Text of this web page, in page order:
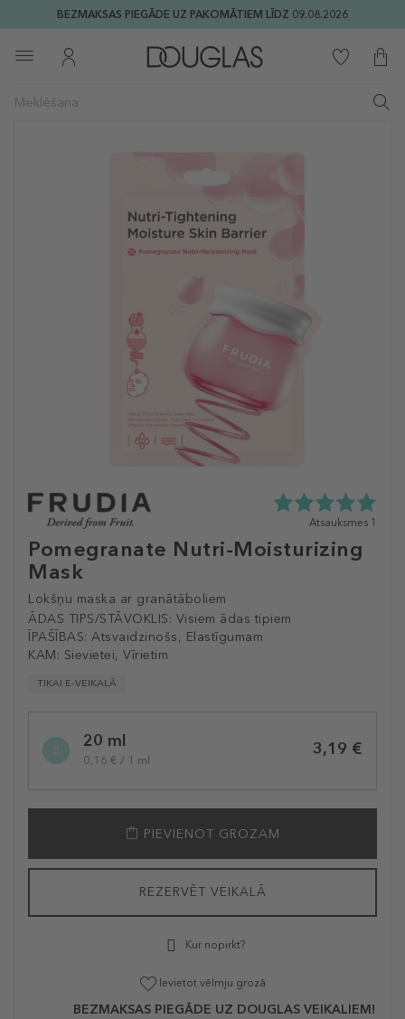
BEZMAKSAS PIEGĀDE UZ PAKOMĀTIEM LĪDZ 09.08.2026
Pomegranate Nutri-Moisturizing
Mask
Lokšņu maska ​​ar granātāboliem
ĀDAS TIPS/STĀVOKLIS: Visiem ādas tipiem
ĪPAŠĪBAS: Atsvaidzinošs, Elastīgumam
KAM: Sievietei, Vīrietim
TIKAI E-VEIKALĀ
5.0
no
Atsauksmes 1
variation20 ml
0,16 € / 1 ml
3,19 €
PIEVIENOT GROZAM
REZERVĒT VEIKALĀ
Kur nopirkt?
Ievietot vēlmju grozā
BEZMAKSAS PIEGĀDE UZ DOUGLAS VEIKALIEM!